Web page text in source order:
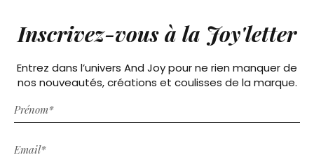
Inscrivez-vous à la Joy'letter
Entrez dans l’univers And Joy pour ne rien manquer de
nos nouveautés, créations et coulisses de la marque.